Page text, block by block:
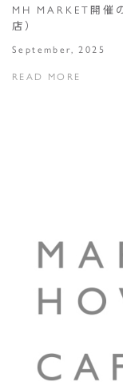
MH MARKET開催
店）
September, 2025
READ MORE